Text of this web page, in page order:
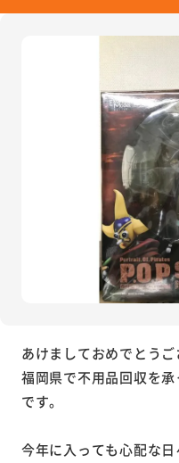
あけましておめでとうご
福岡県で不用品回収を
です。
今年に入っても心配な